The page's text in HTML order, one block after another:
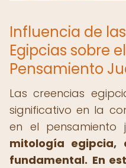
Influencia de
Egipcias sobre
Pensamiento
Las creencias
significativo en la
en el pensamiento
mitología egipcia,
fundamental. En